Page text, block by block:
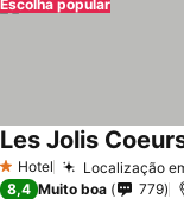
Escolha popular
1 Estrelas
Hotel Localização
Les Jolis
8,4 Muito boa 779